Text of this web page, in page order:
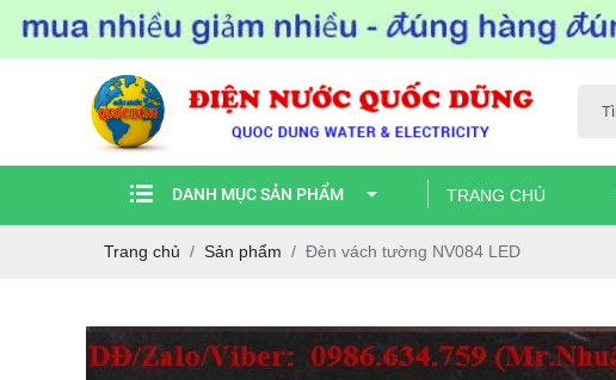
DANH MỤC SẢN PHẨM TRANG CHỦ
Trang chủ Sản phẩm Đèn vách tường NV084 LED